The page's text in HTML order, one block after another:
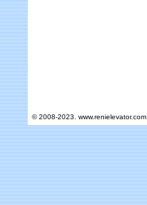
© 2008-2023. www.renielevator.com